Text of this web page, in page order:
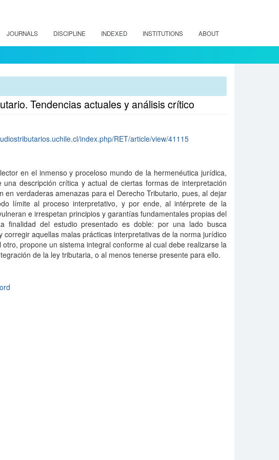
JOURNALS DISCIPLINE INDEXED INSTITUTIONS ABOUT
Tendencias actuales y análisis crítico
index.php/RET/article/view/41115
en el inmenso y proceloso mundo de la hermenéutica jurídica,
una descripción crítica y actual de ciertas formas de interpretación
en verdaderas amenazas para el Derecho Tributario, pues, al dejar
límite al proceso interpretativo, y por ende, al intérprete de la
e irrespetan principios y garantías fundamentales propias del
finalidad del estudio presentado es doble: por una lado busca
corregir aquellas malas prácticas interpretativas de la norma jurídico
otro, propone un sistema integral conforme al cual debe realizarse la
de la ley tributaria, o al menos tenerse presente para ello.